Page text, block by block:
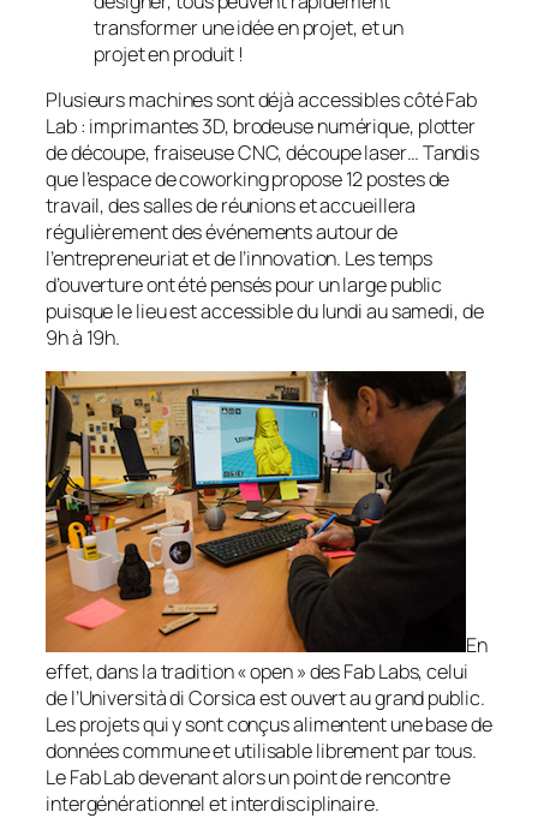
transformer une idée en projet, et un
projet en produit !
Plusieurs machines sont déjà accessibles côté Fab
Lab : imprimantes 3D, brodeuse numérique, plotter
de découpe, fraiseuse CNC, découpe laser… Tandis
que l’espace de coworking propose 12 postes de
travail, des salles de réunions et accueillera
régulièrement des événements autour de
l’entrepreneuriat et de l’innovation. Les temps
d’ouverture ont été pensés pour un large public
puisque le lieu est accessible du lundi au samedi, de
9h à 19h.
En
effet, dans la tradition «open» des Fab Labs, celui
de l’Università di Corsica est ouvert au grand public.
Les projets qui y sont conçus alimentent une base de
données commune et utilisable librement par tous.
Le Fab Lab devenant alors un point de rencontre
intergénérationnel et interdisciplinaire.